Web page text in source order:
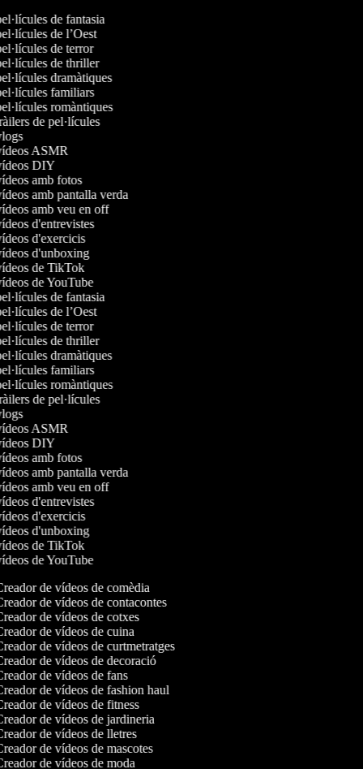
de fantasia
de l’Oest
de terror
de thriller
dramàtiques
familiars
romàntiques
de pel·lícules
ASMR
DIY
amb fotos
amb pantalla verda
amb veu en off
d'entrevistes
d'exercicis
d'unboxing
de TikTok
de YouTube
de fantasia
de l’Oest
de terror
de thriller
dramàtiques
familiars
romàntiques
de pel·lícules
ASMR
DIY
amb fotos
amb pantalla verda
amb veu en off
d'entrevistes
d'exercicis
d'unboxing
de TikTok
de YouTube
de vídeos de comèdia
de vídeos de contacontes
de vídeos de cotxes
de vídeos de cuina
de vídeos de curtmetratges
de vídeos de decoració
de vídeos de fans
de vídeos de fashion haul
de vídeos de fitness
de vídeos de jardineria
de vídeos de lletres
de vídeos de mascotes
de vídeos de moda